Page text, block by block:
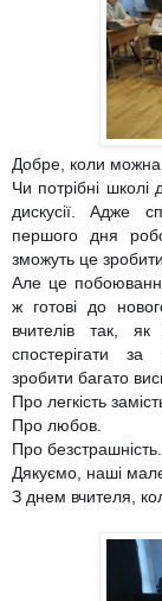
Добре, коли можна
Чи потрібні школі
дискусії. Адже
першого дня
зможуть це зробити
Але це
ж готові до
вчителів так,
спостерігати
зробити багато
Про легкість
Про любов.
Про безстрашність.
Дякуємо, наші
З днем вчителя,